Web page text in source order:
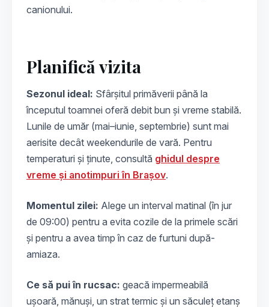
canionului.
Planifică vizita
Sezonul ideal: Sfârșitul primăverii până la
începutul toamnei oferă debit bun și vreme stabilă.
Lunile de umăr (mai–iunie, septembrie) sunt mai
aerisite decât weekendurile de vară. Pentru
temperaturi și ținute, consultă ghidul despre
vreme și anotimpuri în Brașov.
Momentul zilei: Alege un interval matinal (în jur
de 09:00) pentru a evita cozile de la primele scări
și pentru a avea timp în caz de furtuni după-
amiaza.
Ce să pui în rucsac: geacă impermeabilă
ușoară, mănuși, un strat termic și un săculeț etanș